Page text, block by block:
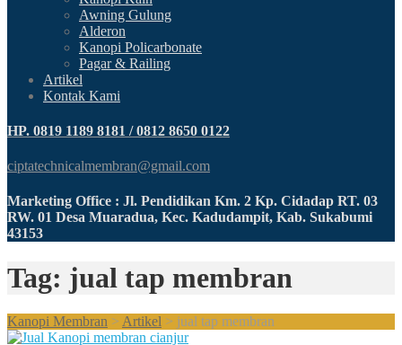
Awning Gulung
Alderon
Kanopi Policarbonate
Pagar & Railing
Artikel
Kontak Kami
HP. 0819 1189 8181 / 0812 8650 0122
ciptatechnicalmembran@gmail.com
Marketing Office : Jl. Pendidikan Km. 2 Kp. Cidadap RT. 03
RW. 01 Desa Muaradua, Kec. Kadudampit, Kab. Sukabumi
43153
Tag: jual tap membran
Kanopi Membran > Artikel > jual tap membran